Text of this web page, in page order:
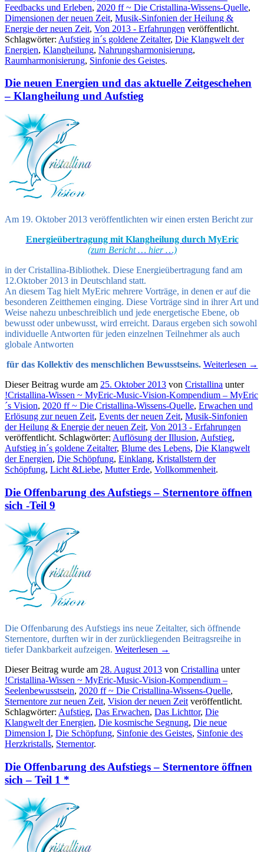
Feedbacks und Erleben, 2020 ff ~ Die Cristallina-Wissens-Quelle,
Dimensionen der neuen Zeit, Musik-Sinfonien der Heilung &
Energie der neuen Zeit, Von 2013 - Erfahrungen veröffentlicht.
Schlagwörter: Aufstieg in´s goldene Zeitalter, Die Klangwelt der
Energien, Klangheilung, Nahrungsharmonisierung,
Raumharmonisierung, Sinfonie des Geistes.
Die neuen Energien und das aktuelle Zeitgeschehen
– Klangheilung und Aufstieg
Am 19. Oktober 2013 veröffentlichten wir einen ersten Bericht zur
Energieübertragung mit Klangheilung durch MyEric
(zum Bericht … hier …)
in der Cristallina-Bibliothek. Diese Energieübertragung fand am
12.Oktober 2013 in Deutschland statt.
An diesem Tag hielt MyEric mehrere Vorträge, in denen er auf die
besonderen Zeitthemen einging. Diese Vorträge sind in ihrer Art und
Weise nahezu unbeschreiblich und jede energetische Ebene, ob
bewusst oder unbewusst, wird erreicht. Daraus ergeben sich sowohl
individuelle Antworten für jeden einzelnen Teilnehmer als auch
globale Antworten
für das Kollektiv des menschlichen Bewusstseins. Weiterlesen →
Dieser Beitrag wurde am 25. Oktober 2013 von Cristallina unter
!Cristallina-Wissen ~ MyEric-Music-Vision-Kompendium – MyEric
´s Vision, 2020 ff ~ Die Cristallina-Wissens-Quelle, Erwachen und
Erlösung zur neuen Zeit, Events der neuen Zeit, Musik-Sinfonien
der Heilung & Energie der neuen Zeit, Von 2013 - Erfahrungen
veröffentlicht. Schlagwörter: Auflösung der Illusion, Aufstieg,
Aufstieg in´s goldene Zeitalter, Blume des Lebens, Die Klangwelt
der Energien, Die Schöpfung, Einklang, Kristallstern der
Schöpfung, Licht &Liebe, Mutter Erde, Vollkommenheit.
Die Offenbarung des Aufstiegs – Sternentore öffnen
sich -Teil 9
Die Offenbarung des Aufstiegs ins neue Zeitalter, sich öffnende
Sternentore, durften wir in der zurückliegenden Beitragsreihe in
tiefer Dankbarkeit aufzeigen. Weiterlesen →
Dieser Beitrag wurde am 28. August 2013 von Cristallina unter
!Cristallina-Wissen ~ MyEric-Music-Vision-Kompendium –
Seelenbewusstsein, 2020 ff ~ Die Cristallina-Wissens-Quelle,
Sternentore zur neuen Zeit, Vision der neuen Zeitveröffentlicht.
Schlagwörter: Aufstieg, Das Erwachen, Das Lichttor, Die
Klangwelt der Energien, Die kosmische Segnung, Die neue
Dimension I, Die Schöpfung, Sinfonie des Geistes, Sinfonie des
Herzkristalls, Sternentor.
Die Offenbarung des Aufstiegs – Sternentore öffnen
sich – Teil 1 *